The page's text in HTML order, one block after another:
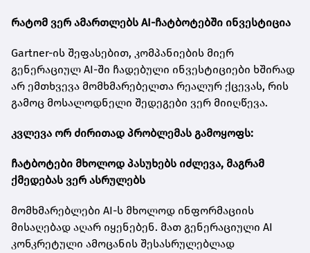
რატომ ვერ ამართლებს AI-ჩატბოტებში ინვესტიცია
Gartner-ის შეფასებით, კომპანიების მიერ
გენერაციულ AI-ში ჩადებული ინვესტიციები ხშირად
არ ემთხვევა მომხმარებელთა რეალურ ქცევას, რის
გამოც მოსალოდნელი შედეგები ვერ მიიღწევა.
კვლევა ორ ძირითად პრობლემას გამოყოფს:
ჩატბოტები მხოლოდ პასუხებს იძლევა, მაგრამ
ქმედებას ვერ ასრულებს
მომხმარებლები AI-ს მხოლოდ ინფორმაციის
მისაღებად აღარ იყენებენ. მათ გენერაციული AI
კონკრეტული ამოცანის შესასრულებლად